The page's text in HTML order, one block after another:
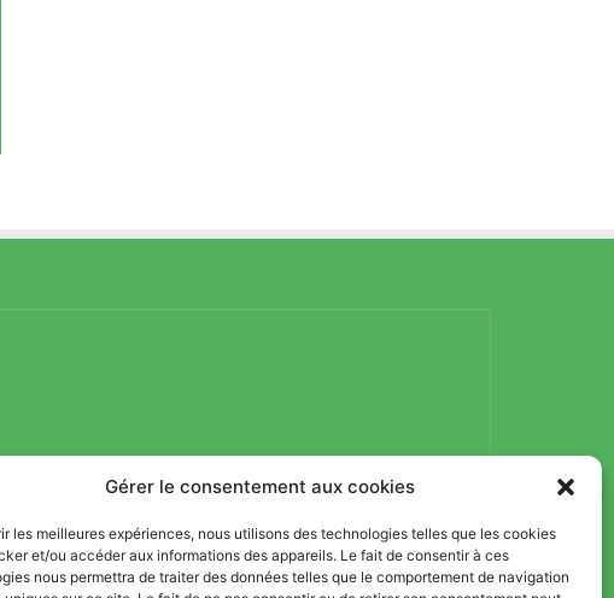
Gérer le consentement aux cookies
les meilleures expériences, nous utilisons des technologies telles que les cookies
et/ou accéder aux informations des appareils. Le fait de consentir à ces
nous permettra de traiter des données telles que le comportement de navigation